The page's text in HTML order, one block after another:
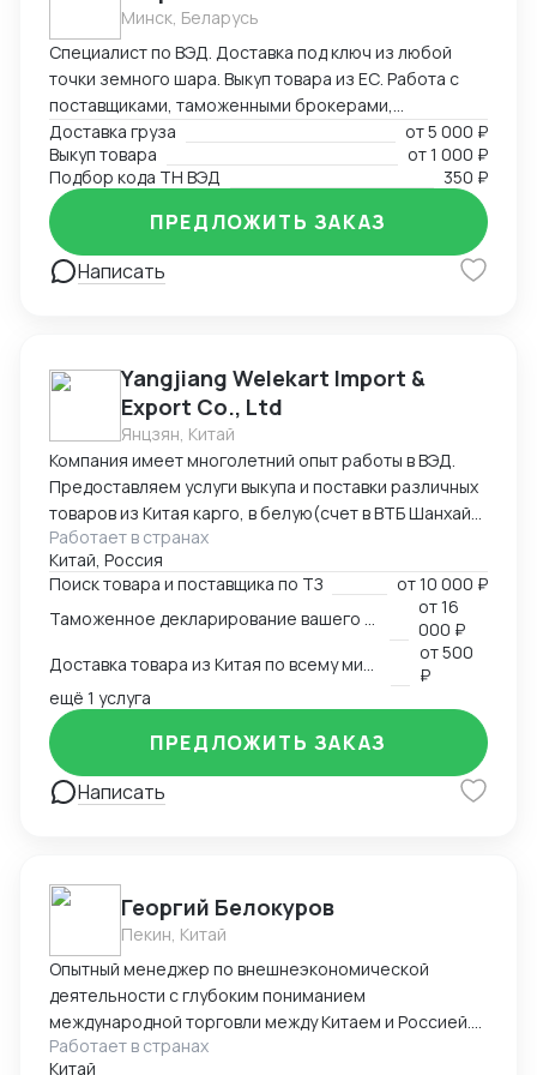
пресс-фильтры, флотационные машины и прочее).
Есть проверенная база производителей из Китая с
качественным оборудованием.
Минск, Беларусь
Специалист по ВЭД. Доставка под ключ из любой
точки земного шара. Выкуп товара из ЕС. Работа с
поставщиками, таможенными брокерами,
перевозчиками. Создание и редактирование
документов (любых (прям любых)) под ваши нужды.
Доставка груза от5 000 ₽
Выкуп товара
от1 000 ₽
Подбор кода ТН ВЭД
350 ₽
Написать
ПРЕДЛОЖИТЬ ЗАКАЗ
Yangjiang Welekart Import &
Export Co., Ltd
Янцзян, Китай
Компания имеет многолетний опыт работы в ВЭД.
Предоставляем услуги выкупа и поставки различных
товаров из Китая карго, в белую(счет в ВТБ Шанхай),
под ключ. Помогаем с оформлением различных
сертификатов на территории КНР. В частности, из
за территориального расположения компании,
специализируемся на кухонной утвари, ножах,
маникюрные металлические инструменты и т.п.;
стоматологических металлических инструментах.
Работает в странах
Китай, Россия
Поиск товара и поставщика по ТЗ
от10 000 ₽
от16
000 ₽
от500
₽
ещё 1 услуга
Написать
ПРЕДЛОЖИТЬ ЗАКАЗ
Георгий Белокуров
Пекин, Китай
Опытный менеджер по внешнеэкономической
деятельности с глубоким пониманием
международной торговли между Китаем и Россией.
Более 8 лет практического опыта в сфере импорта,
Работает в странах
Китай